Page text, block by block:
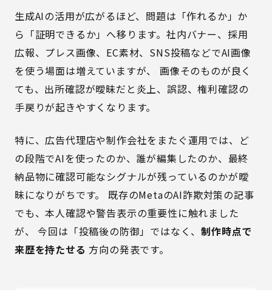
生成AIの活用が広がるほど、問題は「作れるか」か
ら「証明できるか」へ移ります。社内バナー、採用
広報、プレス画像、EC素材、SNS投稿などでAI画像
を使う場面は増えていますが、 画像そのものが良く
ても、出所確認が曖昧だと炎上、誤認、権利確認の
手戻りが起きやすくなります。
特に、広告代理店や制作会社をまたぐ運用では、ど
の段階でAIを使ったのか、誰が編集したのか、最終
納品物に確認可能なシグナルが残っているのかが曖
昧になりがちです。 既存のMetaのAI詐欺対策の記事
でも、本人確認や警告表示の重要性に触れました
が、 今回は「投稿後の防御」ではなく、制作時点で
来歴を持たせる 方向の発表です。